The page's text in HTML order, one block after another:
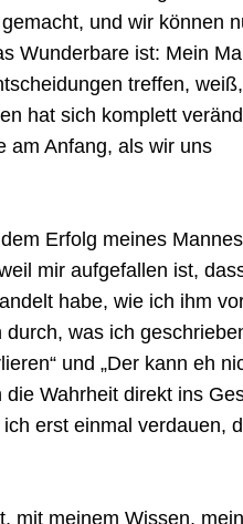
und wir können
Wunderbare ist: Mein
treffen,
hat sich komplett
am Anfang, als wir uns
Erfolg meines
mir aufgefallen ist,
habe, wie ich ihm
was ich
und „Der kann eh
Wahrheit direkt ins
erst einmal verdauen,
mit meinem Wissen,